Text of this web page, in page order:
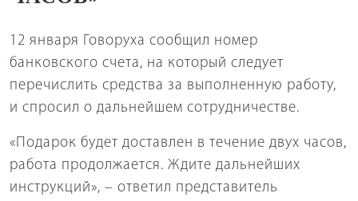
12 января Говоруха сообщил номер
банковского счета, на который следует
перечислить средства за выполненную работу,
и спросил о дальнейшем сотрудничестве.
«Подарок будет доставлен в течение двух часов,
работа продолжается. Ждите дальнейших
инструкций», – ответил представитель